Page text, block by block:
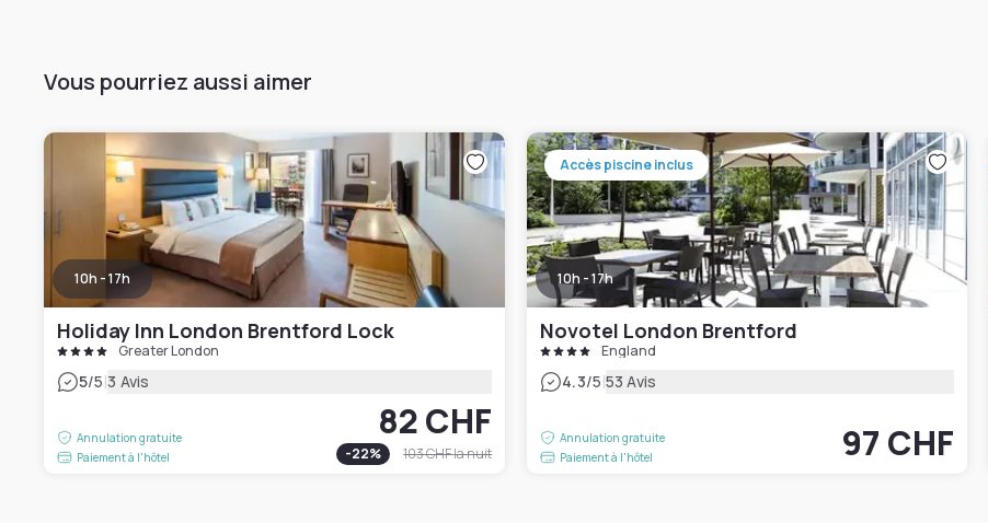
Vous pourriez aussi aimer
10h - 17h
Holiday Inn London Brentford Lock
Greater London
5/5|3 Avis
Annulation gratuite
Paiement à l'hôtel
82 CHF
-22% 103 CHFla nuit
Accès piscine inclus
10h - 17h
Novotel London Brentford
England
4.3/5|53 Avis
Annulation gratuite
Paiement à l'hôtel
97 CHF